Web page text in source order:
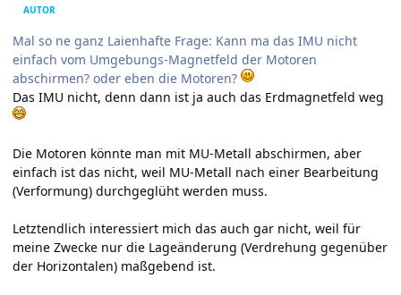
AUTOR
Mal so ne ganz Laienhafte Frage: Kann ma das IMU nicht
einfach vom Umgebungs-Magnetfeld der Motoren
abschirmen? oder eben die Motoren?
Das IMU nicht, denn dann ist ja auch das Erdmagnetfeld weg
Die Motoren könnte man mit MU-Metall abschirmen, aber
einfach ist das nicht, weil MU-Metall nach einer Bearbeitung
(Verformung) durchgeglüht werden muss.
Letztendlich interessiert mich das auch gar nicht, weil für
meine Zwecke nur die Lageänderung (Verdrehung gegenüber
der Horizontalen) maßgebend ist.